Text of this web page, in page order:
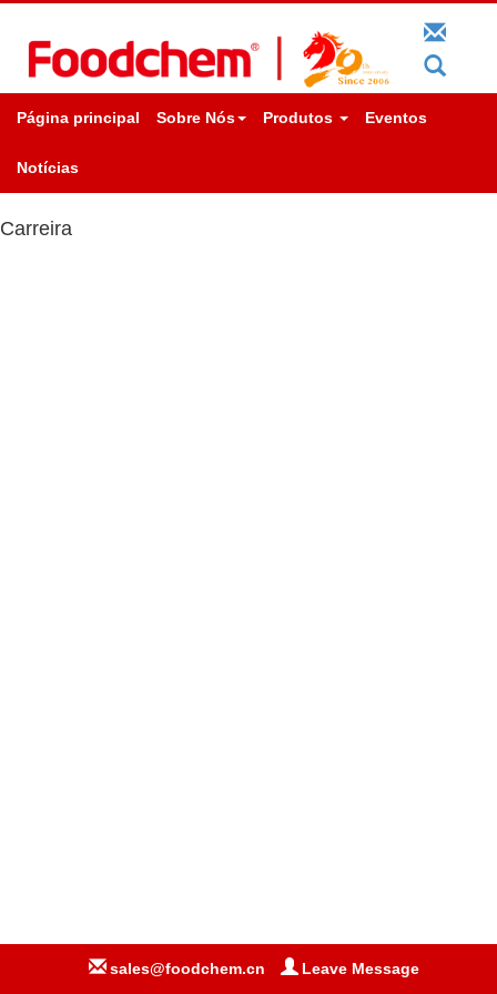
Página principal Sobre Nós Produtos Eventos
Notícias
Carreira
sales@foodchem.cn Leave Message